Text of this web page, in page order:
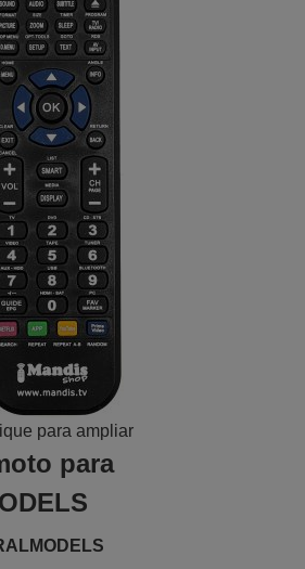
para ampliar
para